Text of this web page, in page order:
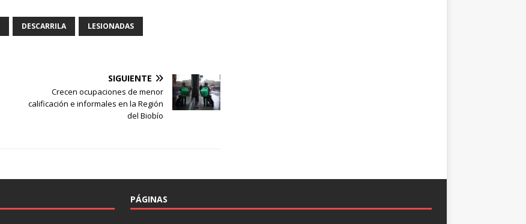
DESCARRILA LESIONADAS
SIGUIENTE
Crecen ocupaciones de menor
calificación e informales en la Región
del Biobío
PÁGINAS